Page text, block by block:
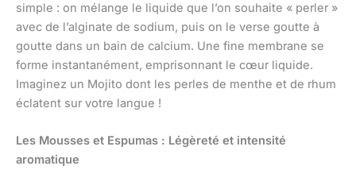
simple : on mélange le liquide que l’on souhaite « perler »
avec de l’alginate de sodium, puis on le verse goutte à
goutte dans un bain de calcium. Une fine membrane se
forme instantanément, emprisonnant le cœur liquide.
Imaginez un Mojito dont les perles de menthe et de rhum
éclatent sur votre langue !
Les Mousses et Espumas : Légèreté et intensité
aromatique